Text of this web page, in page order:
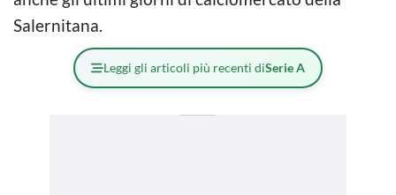
Salernitana.
Leggi gli articoli più recenti diSerie A